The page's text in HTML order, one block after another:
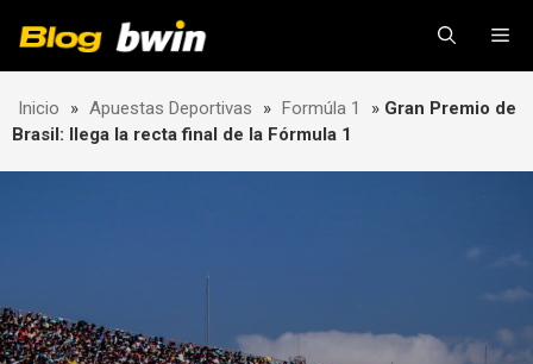
Inicio » Apuestas Deportivas » Formúla 1 » Gran Premio de
Brasil: llega la recta final de la Fórmula 1